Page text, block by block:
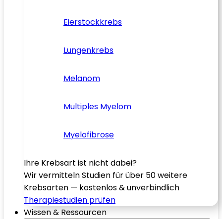
Eierstockkrebs
Lungenkrebs
Melanom
Multiples Myelom
Myelofibrose
Ihre Krebsart ist nicht dabei?
Wir vermitteln Studien für über 50 weitere
Krebsarten — kostenlos & unverbindlich
Therapiestudien prüfen
Wissen & Ressourcen